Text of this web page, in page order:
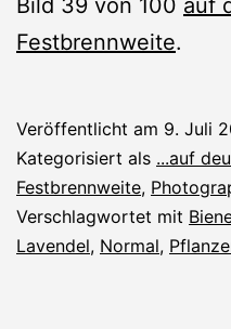
Bild 39 von 100 auf
Festbrennweite.
Veröffentlicht am 9. Juli
Kategorisiert als ...auf
Festbrennweite,
Verschlagwortet mit
Lavendel, Normal,